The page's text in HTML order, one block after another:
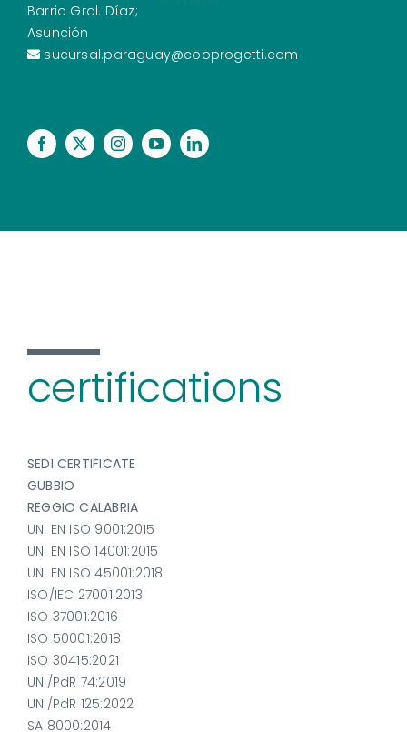
Barrio Gral. Díaz;
Asunción
sucursal.paraguay@cooprogetti.com
certifications
SEDI CERTIFICATE
GUBBIO
REGGIO CALABRIA
UNI EN ISO 9001:2015
UNI EN ISO 14001:2015
UNI EN ISO 45001:2018
ISO/IEC 27001:2013
ISO 37001:2016
ISO 50001:2018
ISO 30415:2021
UNI/PdR 74:2019
UNI/PdR 125:2022
SA 8000:2014